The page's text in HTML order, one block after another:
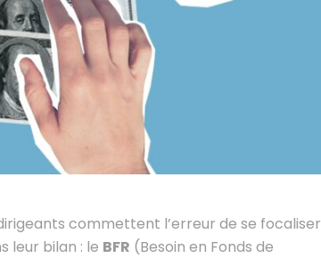
commettent l’erreur de se focaliser
leur bilan : le BFR (Besoin en Fonds de